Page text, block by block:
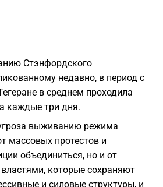
Стэнфордского
недавно, в период с
в среднем проходила
каждые три дня.
выживанию режима
массовых протестов и
объединиться, но и от
которые сохраняют
и силовые структуры, и